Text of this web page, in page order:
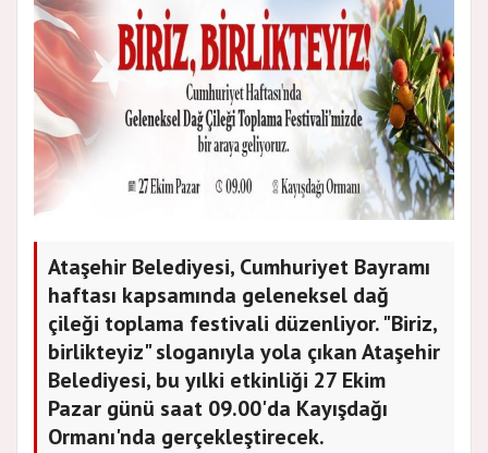
Ataşehir Belediyesi, Cumhuriyet Bayramı
haftası kapsamında geleneksel dağ
çileği toplama festivali düzenliyor. "Biriz,
birlikteyiz" sloganıyla yola çıkan Ataşehir
Belediyesi, bu yılki etkinliği 27 Ekim
Pazar günü saat 09.00'da Kayışdağı
Ormanı'nda gerçekleştirecek.